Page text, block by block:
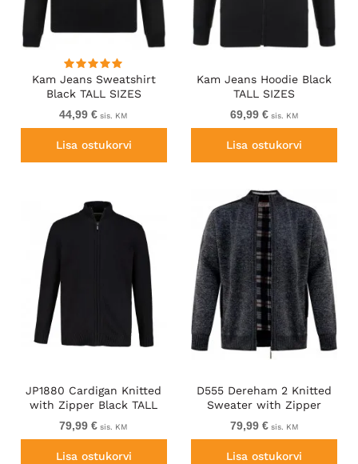
Kam Jeans Sweatshirt
Black TALL SIZES
44,99 € sis. KM
Lisa ostukorvi
Kam Jeans Hoodie Black
TALL SIZES
69,99 €sis. KM
Lisa ostukorvi
JP1880 Cardigan Knitted
with Zipper Black TALL
79,99 € sis. KM
Lisa ostukorvi
D555 Dereham 2 Knitted
Sweater with Zipper
Charcoal TALL
79,99 €sis. KM
Lisa ostukorvi